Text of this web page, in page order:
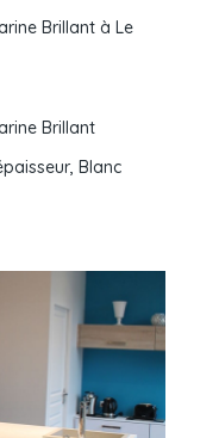
Brillant à Le
Brillant
Blanc